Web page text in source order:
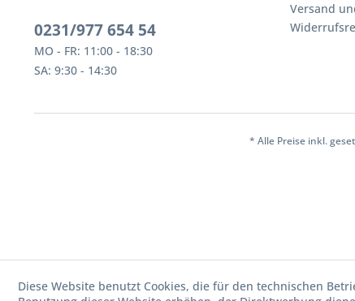
0231/977 654 54
MO - FR: 11:00 - 18:30
SA: 9:30 - 14:30
Versand
* Alle Preise inkl.
Diese Website benutzt Cookies, die für den technischen